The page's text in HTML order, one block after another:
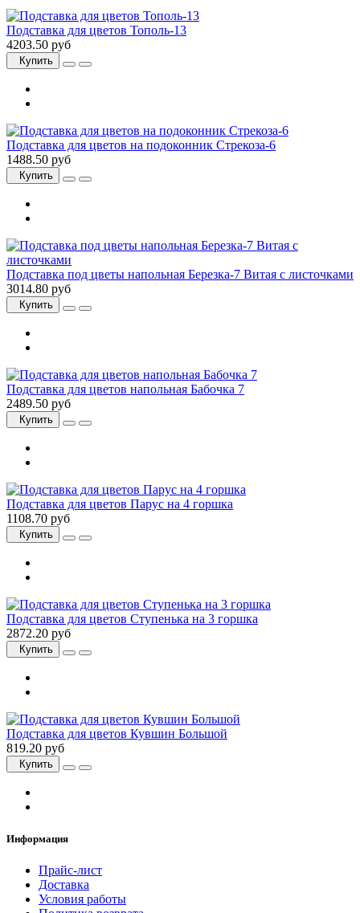
Подставка для цветов Тополь-13
4203.50 руб
Купить
Подставка для цветов на подоконник Стрекоза-6
1488.50 руб
Купить
Подставка под цветы напольная Березка-7 Витая с листочками
3014.80 руб
Купить
Подставка для цветов напольная Бабочка 7
2489.50 руб
Купить
Подставка для цветов Парус на 4 горшка
1108.70 руб
Купить
Подставка для цветов Ступенька на 3 горшка
2872.20 руб
Купить
Подставка для цветов Кувшин Большой
819.20 руб
Купить
Информация
Прайс-лист
Доставка
Условия работы